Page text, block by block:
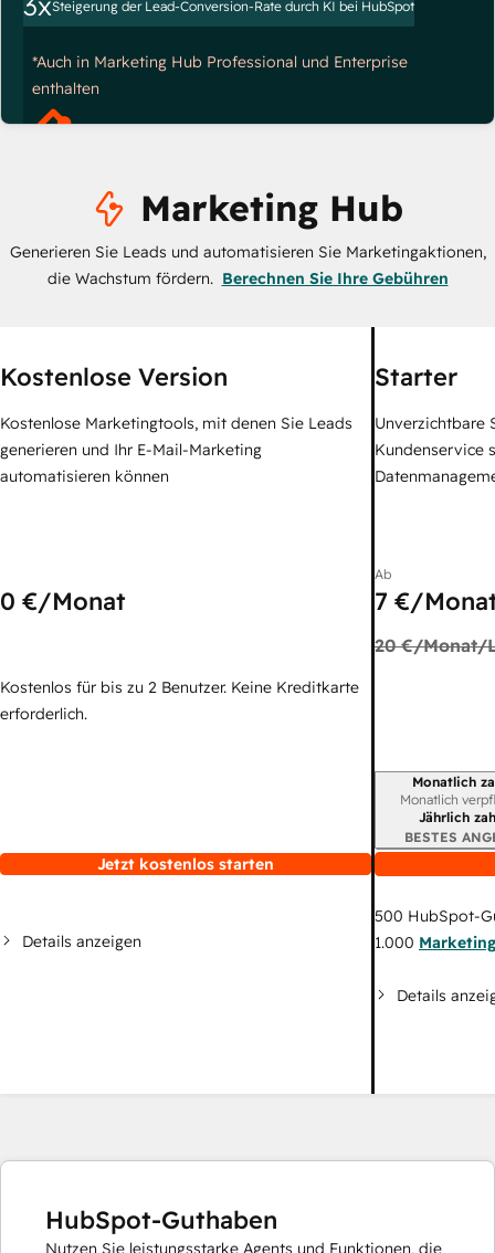
Steigerung der Lead-Conversion-Rate durch KI bei HubSpot
*Auch in Marketing Hub Professional und Enterprise
enthalten
Marketing Hub
Generieren Sie Leads und automatisieren Sie Marketingaktionen,
die Wachstum fördern. Berechnen Sie Ihre Gebühren
Kostenlose Version
Kostenlose Marketingtools, mit denen Sie Leads
generieren und Ihr E-Mail-Marketing
automatisieren können
0 €/Monat
Kostenlos für bis zu 2 Benutzer. Keine Kreditkarte
erforderlich.
Jetzt kostenlos starten
Details anzeigen
Starter
Unverzichtbare
Kundenservice
Ab
7 €/
20 €/Monat/
Monatlich
Monatlich
Jährlich
BESTES
500 HubSpot-
1.000
Details
HubSpot-Guthaben
Nutzen Sie leistungsstarke Agents und Funktionen, die